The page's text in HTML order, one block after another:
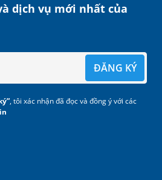
dịch vụ mới nhất của
ĐĂNG KÝ
, tôi xác nhận đã đọc và đồng ý với các